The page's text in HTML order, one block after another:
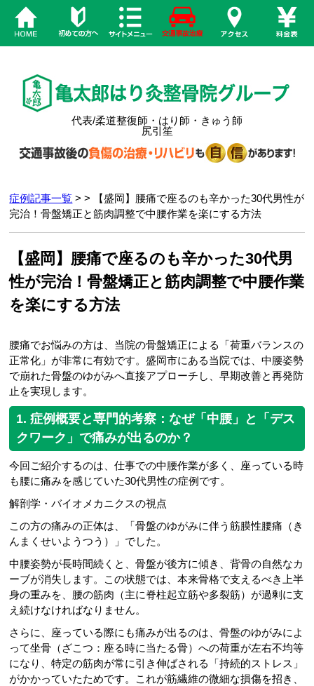
代表/柔道整復師・はり師・きゅう師
尻引笙
症例記事一覧 > > 【盛岡】腰痛で座るのも辛かった30代男性が
完治！骨盤矯正と筋肉調整で中腰作業を楽にする方法
【盛岡】腰痛で座るのも辛かった30代男
性が完治！骨盤矯正と筋肉調整で中腰作業
を楽にする方法
腰痛でお悩みの方は、当院の骨盤矯正による「荷重バランスの
正常化」が非常に有効です。盛岡市にある当院では、中腰姿勢
で崩れた骨盤のゆがみへ直接アプローチし、早期改善と再発防
止を実現します。
1. 症例概要と専門的考察：なぜ「中腰」と「デス
クワーク」で痛みが出るのか？
今回ご紹介するのは、仕事での中腰作業が多く、座っている時
も腰に痛みを感じていた30代男性の症例です。
解剖学・バイオメカニクスの視点
この方の痛みの正体は、「骨盤のゆがみに伴う筋膜性腰痛（き
んまくせいようつう）」でした。
中腰姿勢が長時間続くと、骨盤が後方に傾き、背骨の自然なカ
ーブが消失します。この状態では、本来骨格で支えるべき上半
身の重みを、腰の筋肉（主に脊柱起立筋や多裂筋）が過剰に支
え続けなければなりません。
さらに、座っている際にも痛みが出るのは、骨盤のゆがみによ
って坐骨（ざこつ：座る時に当たる骨）への荷重が左右不均等
になり、特定の筋肉が常に引き伸ばされる「持続的ストレス」
がかかっていたためです。これが筋繊維の微細な損傷を招き、